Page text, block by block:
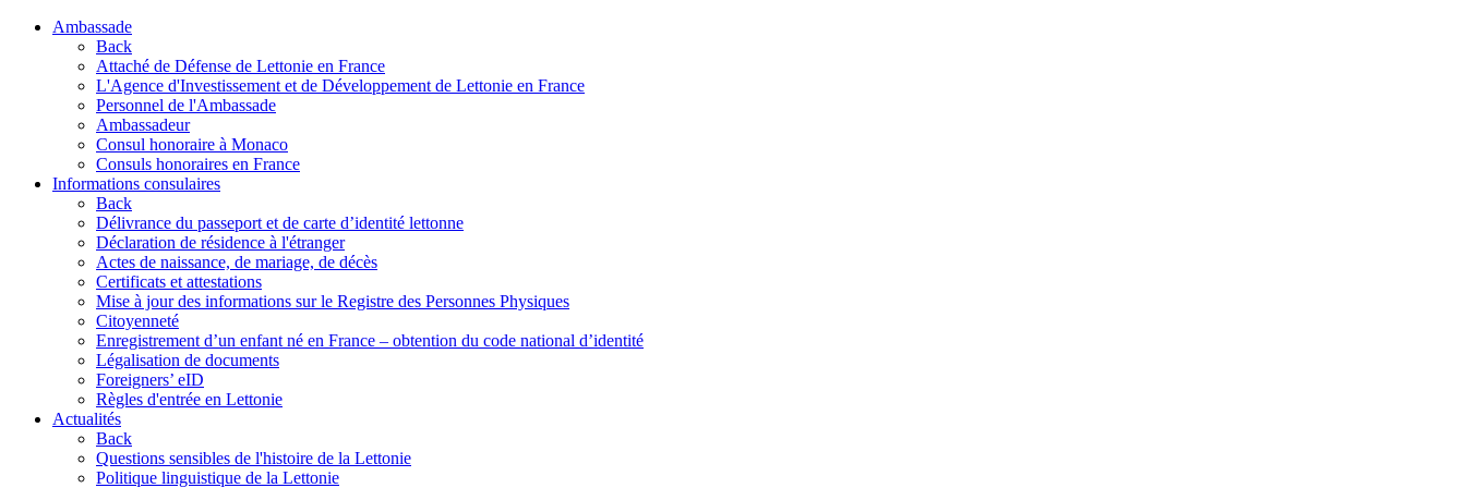
Ambassade
Back
Attaché de Défense de Lettonie en France
L'Agence d'Investissement et de Développement de Lettonie en France
Personnel de l'Ambassade
Ambassadeur
Consul honoraire à Monaco
Consuls honoraires en France
Informations consulaires
Back
Délivrance du passeport et de carte d’identité lettonne
Déclaration de résidence à l'étranger
Actes de naissance, de mariage, de décès
Certificats et attestations
Mise à jour des informations sur le Registre des Personnes Physiques
Citoyenneté
Enregistrement d’un enfant né en France – obtention du code national d’identité
Légalisation de documents
Foreigners’ eID
Règles d'entrée en Lettonie
Actualités
Back
Questions sensibles de l'histoire de la Lettonie
Politique linguistique de la Lettonie